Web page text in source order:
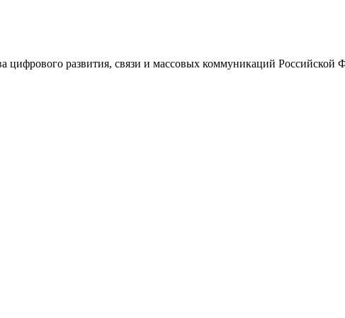
развития, связи и массовых коммуникаций Российской